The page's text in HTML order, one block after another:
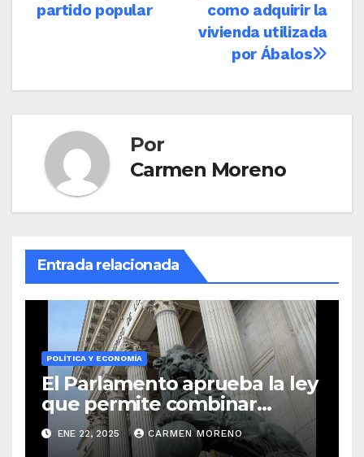
como adquirir la
vivienda utilizada
por Ábalos
partido popular
Por
Carmen Moreno
Entrada relacionada
POLÍTICA Y ECONOMÍA
El Parlamento aprueba la ley
que permite combinar
jubilación y trabajo, apoyada
por el partido popular
ENE 22, 2025 CARMEN MORENO